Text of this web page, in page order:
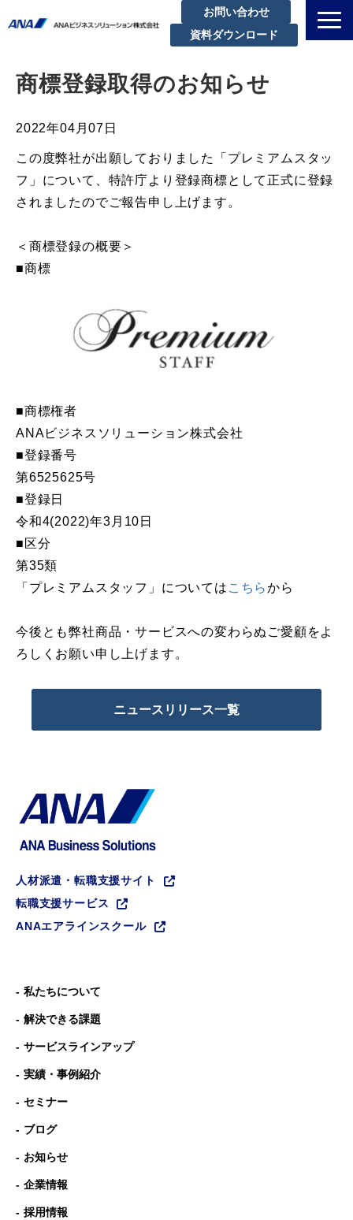
お問い合わせ
資料ダウンロード
解決できる課題
セミナー
ブログ
商標登録取得のお知らせ
2022年04月07日
この度弊社が出願しておりました「プレミアムスタッ
フ」について、特許庁より登録商標として正式に登録
されましたのでご報告申し上げます。
＜商標登録の概要＞
■商標
■商標権者
ANAビジネスソリューション株式会社
■登録番号
第6525625号
■登録日
令和4(2022)年3月10日
■区分
第35類
「プレミアムスタッフ」については こちらから
今後とも弊社商品・サービスへの変わらぬご愛顧をよ
ろしくお願い申し上げます。
ニュースリリース一覧
人材派遣・転職支援サイト
転職支援サービス
ANAエアラインスクール
私たちについて
解決できる課題
サービスラインアップ
実績・事例紹介
セミナー
ブログ
お知らせ
企業情報
採用情報